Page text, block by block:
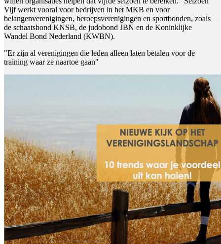
Vijf werkt vooral voor bedrijven in het MKB en voor
belangenverenigingen, beroepsverenigingen en sportbonden, zoals
de schaatsbond KNSB, de judobond JBN en de Koninklijke
Wandel Bond Nederland (KWBN).
"Er zijn al verenigingen die leden alleen laten betalen voor de
training waar ze naartoe gaan"